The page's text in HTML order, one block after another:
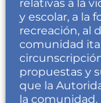
relativas a la
y escolar, a la
recreación, al
comunidad
propuestas y
que la
la comunidad.